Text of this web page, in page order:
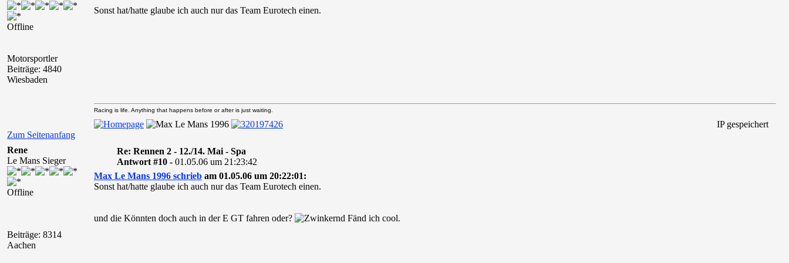
Offline
Motorsportler
Beiträge: 4840
Wiesbaden
Sonst hat/hatte glaube ich auch nur das Team Eurotech einen.
Zum Seitenanfang
Racing is life. Anything that happens before or after is just waiting.
IP gespeichert
Rene
Le Mans Sieger
Offline
Beiträge: 8314
Aachen
Re: Rennen 2 - 12./14. Mai - Spa
Antwort #10 - 01.05.06 um 21:23:42
Max Le Mans 1996 schrieb am 01.05.06 um 20:22:01:
Sonst hat/hatte glaube ich auch nur das Team Eurotech einen.
und die Könnten doch auch in der E GT fahren oder? Fänd ich cool.